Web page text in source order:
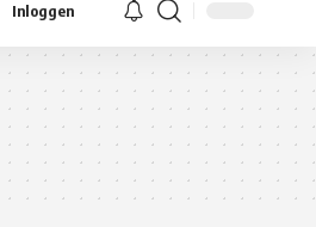
Inloggen